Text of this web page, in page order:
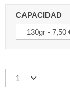
CAPACIDAD